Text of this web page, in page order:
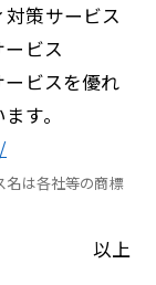
策サービス
ービス
ービスを優れ
す。
名は各社等の商標
以上